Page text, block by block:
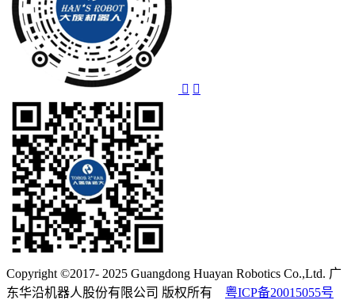
Copyright ©2017- 2025 Guangdong Huayan Robotics Co.,Ltd. 广
东华沿机器人股份有限公司 版权所有 粤ICP备20015055号